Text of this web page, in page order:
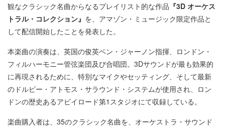
観なクラシック名曲からなるプレイリスト的な作品 『3D オーケス
トラル・コレクション』 を、アマゾン・ミュージック限定作品と
して配信開始したことを発表した。
本楽曲の演奏は、英国の俊英ベン・ジャーノン指揮、ロンドン・
フィルハーモニー管弦楽団及び合唱団。3Dサウンドが最も効果的
に再現されるために、特別なマイクやセッティング、そして最新
のドルビー・アトモス・サラウンド・システムが使用され、ロン
ドンの歴史あるアビイロード第1スタジオにて収録している。
楽曲購入者は、35のクラシック名曲を、オーケストラ・サウンド